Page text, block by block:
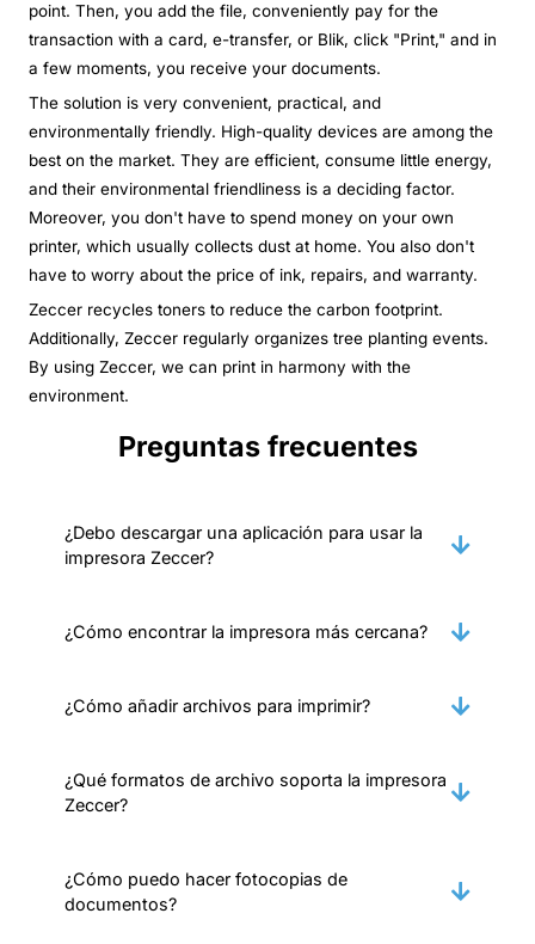
point. Then, you add the file, conveniently pay for the
transaction with a card, e-transfer, or Blik, click "Print," and in
a few moments, you receive your documents.
The solution is very convenient, practical, and
environmentally friendly. High-quality devices are among the
best on the market. They are efficient, consume little energy,
and their environmental friendliness is a deciding factor.
Moreover, you don't have to spend money on your own
printer, which usually collects dust at home. You also don't
have to worry about the price of ink, repairs, and warranty.
Zeccer recycles toners to reduce the carbon footprint.
Additionally, Zeccer regularly organizes tree planting events.
By using Zeccer, we can print in harmony with the
environment.
Preguntas frecuentes
¿Debo descargar una aplicación para usar la
impresora Zeccer?
¿Cómo encontrar la impresora más cercana?
¿Cómo añadir archivos para imprimir?
¿Qué formatos de archivo soporta la impresora
Zeccer?
¿Cómo puedo hacer fotocopias de
documentos?